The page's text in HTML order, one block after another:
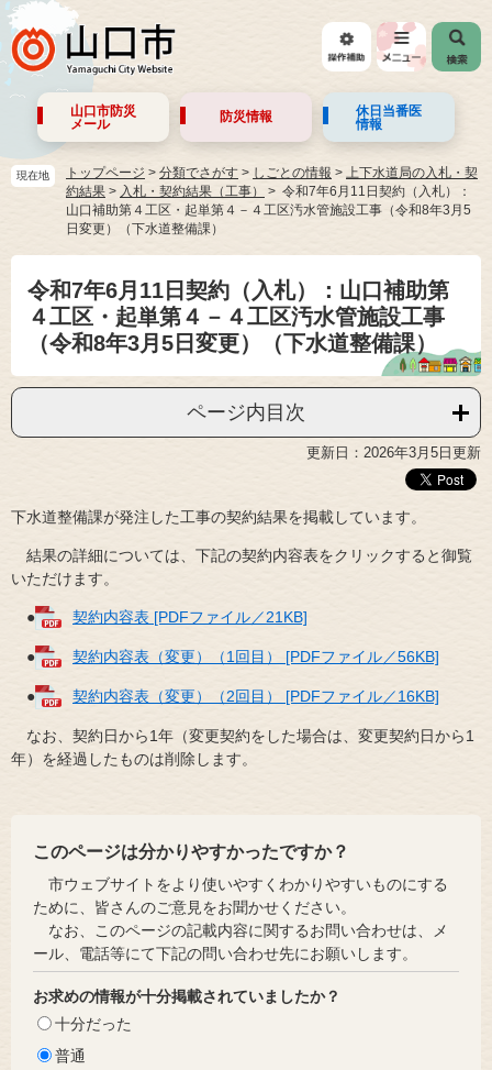
山口市防災
メール
防災情報
休日当番医
情報
現在地 トップページ > 分類でさがす > しごとの情報 >
上下水道局の入札・契
約結果 > 入札・契約結果（工事）
令和7年6月11日契約（入札）：
山口補助第４工区・起単第４－４工区汚水管施設工事（令和8年3月5
日変更）（下水道整備課）
令和7年6月11日契約（入札）：山口補助第
４工区・起単第４－４工区汚水管施設工事
（令和8年3月5日変更）（下水道整備課）
ページ内目次
更新日：2026年3月5日更新
下水道整備課が発注した工事の契約結果を掲載しています。
結果の詳細については、下記の契約内容表をクリックすると御覧
いただけます。
● 契約内容表 [PDFファイル／21KB]
● 契約内容表（変更）（1回目） [PDFファイル／56KB]
● 契約内容表（変更）（2回目） [PDFファイル／16KB]
なお、契約日から1年（変更契約をした場合は、変更契約日から1
年）を経過したものは削除します。
このページは分かりやすかったですか？
市ウェブサイトをより使いやすくわかりやすいものにする
ために、皆さんのご意見をお聞かせください。
なお、このページの記載内容に関するお問い合わせは、メ
ール、電話等にて下記の問い合わせ先にお願いします。
お求めの情報が十分掲載されていましたか？
十分だった
普通